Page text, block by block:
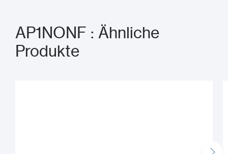
AP1NONF : Ähnliche
Produkte